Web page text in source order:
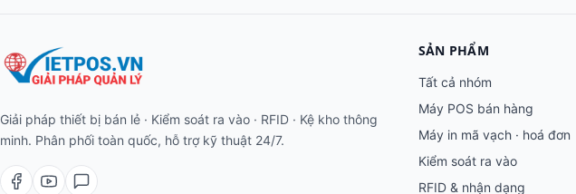
Giải pháp thiết bị bán lẻ · Kiểm soát ra vào · RFID · Kệ kho thông
minh. Phân phối toàn quốc, hỗ trợ kỹ thuật 24/7.
SẢN PHẨM
Tất cả nhóm
Máy POS bán hàng
Máy in mã vạch · hoá đơn
Kiểm soát ra vào
RFID & nhận dạng